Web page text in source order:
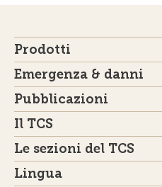
Prodotti
Emergenza & danni
Pubblicazioni
Il TCS
Le sezioni del TCS
Lingua